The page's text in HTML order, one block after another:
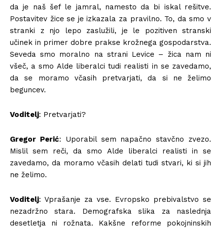
da je naš šef le jamral, namesto da bi iskal rešitve.
Postavitev žice se je izkazala za pravilno. To, da smo v
stranki z njo lepo zaslužili, je le pozitiven stranski
učinek in primer dobre prakse krožnega gospodarstva.
Seveda smo moralno na strani Levice – žica nam ni
všeč, a smo Alde liberalci tudi realisti in se zavedamo,
da se moramo včasih pretvarjati, da si ne želimo
beguncev.
Voditelj: Pretvarjati?
Gregor Perić: Uporabil sem napačno stavčno zvezo.
Mislil sem reči, da smo Alde liberalci realisti in se
zavedamo, da moramo včasih delati tudi stvari, ki si jih
ne želimo.
Voditelj: Vprašanje za vse. Evropsko prebivalstvo se
nezadržno stara. Demografska slika za naslednja
desetletja ni rožnata. Kakšne reforme pokojninskih